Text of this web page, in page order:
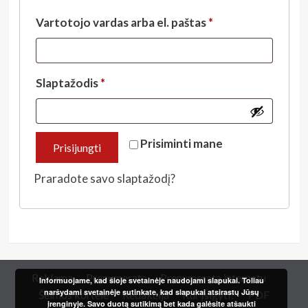
Vartotojo vardas arba el. paštas*Privalomas
Slaptažodis*Privalomas
Prisiminti mane
Prisijungti
Praradote savo slaptažodį?
Reklama Prenumerata
Prenumerata internetu
Šeimos kortelė
Redakcija Kur įsigyti? PDF
Informuojame, kad šioje svetainėje naudojami slapukai. Toliau
naršydami svetainėje sutinkate, kad slapukai atsirastų Jūsų
įrenginyje. Savo duotą sutikimą bet kada galėsite atšaukti